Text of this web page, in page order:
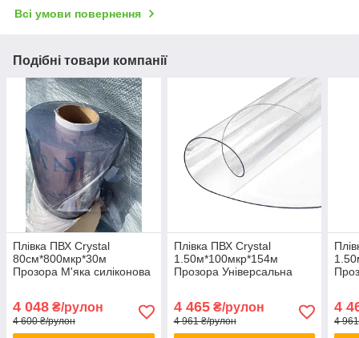
Всі умови повернення
Подібні товари компанії
Плівка ПВХ Crystal
80см*800мкр*30м
Прозора М'яка силіконова
4 048 ₴/рулон
4 600 ₴/рулон
Плівка ПВХ Crystal
1.50м*100мкр*154м
Прозора Універсальна
4 465₴/рулон
4 961 ₴/рулон
4
4